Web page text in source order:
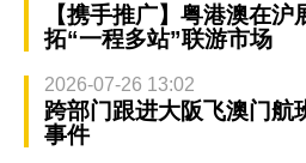
【携手推广】粤港澳在
拓“一程多站”联游市场
2026-07-26 13:02
跨部门跟进大阪飞澳门航
事件